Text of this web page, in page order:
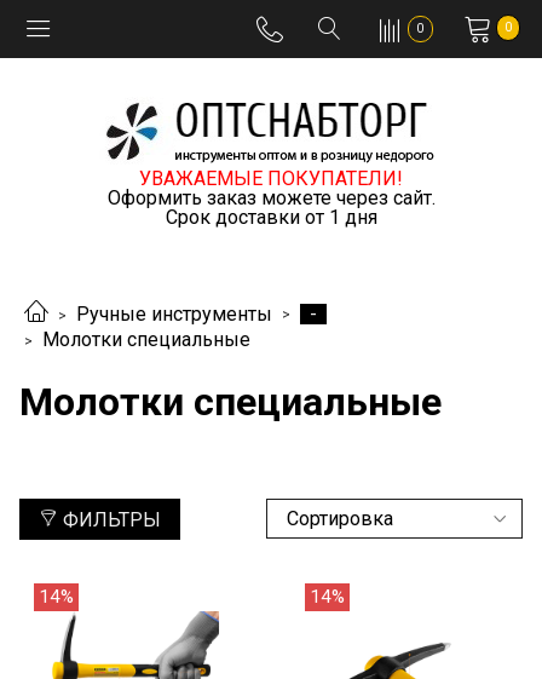
0 0
УВАЖАЕМЫЕ ПОКУПАТЕЛИ!
Оформить заказ можете через сайт.
Срок доставки от 1 дня
Ручные инструменты
-
Молотки специальные
Молотки специальные
ФИЛЬТРЫ
14% 14%